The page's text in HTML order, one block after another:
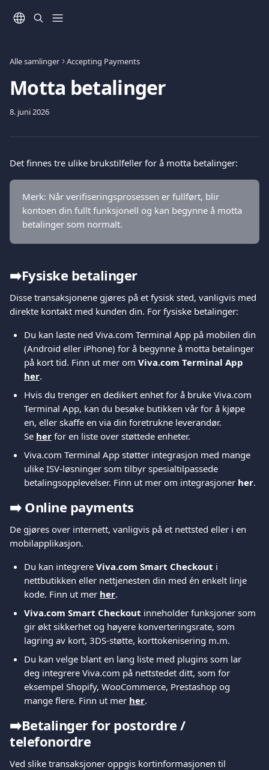
Alle samlinger Accepting Payments
Motta betalinger
8. juni 2026
Det finnes tre ulike brukstilfeller for å motta betalinger:
Merk: Når verifiseringsprosessen er fullført, blir
kontoen din fullt funksjonell og kan begynne å motta
betalinger som normalt.
➡️Fysiske betalinger
Disse transaksjonene gjøres på et fysisk sted, vanligvis med
direkte kontakt med kunden din. For fysiske betalinger:
Du kan laste ned Viva.com Terminal App på mobilen din
(Android eller iPhone) for å begynne å motta betalinger
på kort tid. Finn ut mer om Viva.com Terminal App
her.
Hvis du trenger en dedikert enhet for å bruke Viva.com
Terminal App, kan du besøke butikken vår for å kjøpe
en, eller skaffe en via din foretrukne leverandør.
Se her for en liste over støttede enheter.
Viva.com Terminal App støtter integrasjon med mange
ulike ISV-løsninger som tilbyr spesialtilpassede
betalingsopplevelser. Finn ut mer om integrasjoner her.
➡️ Online payments
De gjøres over internett, vanligvis på et nettsted eller i en
mobilapplikasjon.
Du kan integrere Viva.com Smart Checkout i
nettbutikken eller nettjenesten din med én enkelt linje
kode. Finn ut mer her.
Viva.com Smart Checkout inneholder funksjoner som
gir økt sikkerhet og høyere konverteringsrate, som
lagring av kort, 3DS-støtte, korttokenisering m.m.
Du kan velge blant en lang liste med plugins som lar
deg integrere Viva.com på nettstedet ditt, som for
eksempel Shopify, WooCommerce, Prestashop og
mange flere. Finn ut mer her.
➡️Betalinger for postordre /
telefonordre
Ved slike transaksjoner oppgis kortinformasjonen til